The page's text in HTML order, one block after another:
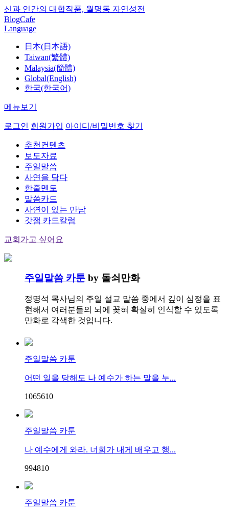
신과 인간의 대합작품, 월명동 자연성전
BlogCafe
Language
日本(日本語)
Taiwan(繁體)
Malaysia(簡體)
Global(English)
한국(한국어)
메뉴보기
로그인 회원가입 아이디/비밀번호 찾기
추천컨텐츠
보도자료
주일말씀
사연을 담다
한줄멘토
말씀카드
사연이 있는 만남
갓잼 카드칼럼
교회가고 싶어요
주일말씀 카툰 by 돌쇠만화
정명석 목사님의 주일 설교 말씀 중에서 깊이 심정을 표
현해서 여러분들의 뇌에 꽂혀 확실히 인식할 수 있도록
만화로 각색한 것입니다.
주일말씀 카툰
어떤 일을 당해도 나 예수가 하는 말을 누...
1065610
주일말씀 카툰
나 예수에게 와라. 너희가 내게 배우고 행...
994810
주일말씀 카툰